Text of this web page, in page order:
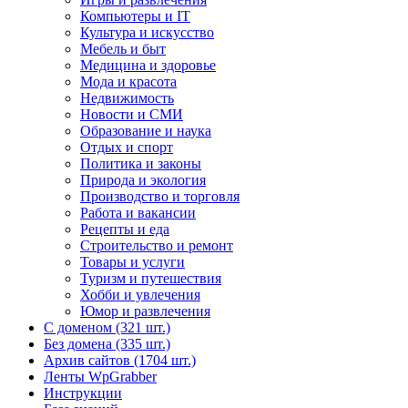
Компьютеры и IT
Культура и искусство
Мебель и быт
Медицина и здоровье
Мода и красота
Недвижимость
Новости и СМИ
Образование и наука
Отдых и спорт
Политика и законы
Природа и экология
Производство и торговля
Работа и вакансии
Рецепты и еда
Строительство и ремонт
Товары и услуги
Туризм и путешествия
Хобби и увлечения
Юмор и развлечения
С доменом (321 шт.)
Без домена (335 шт.)
Архив сайтов (1704 шт.)
Ленты WpGrabber
Инструкции